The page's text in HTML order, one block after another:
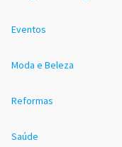
Eventos
Moda e Beleza
Reformas
Saúde